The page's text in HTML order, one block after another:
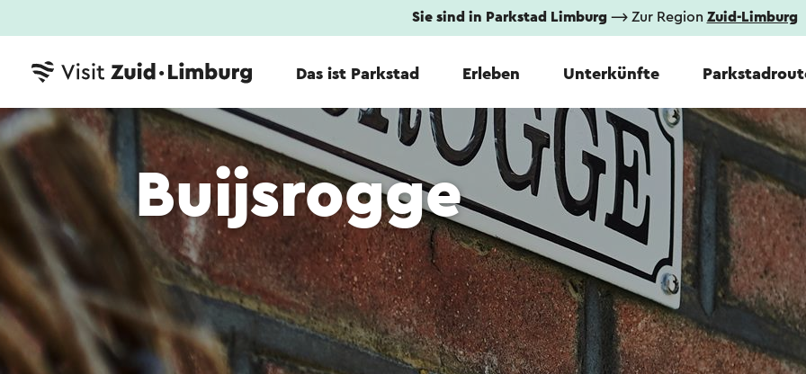
Sie sind in Parkstad Limburg⟶ Zur Region Zuid-Limburg
Das ist Parkstad Erleben Unterkünfte
Buijsrogge